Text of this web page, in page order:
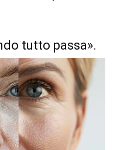
tutto passa».